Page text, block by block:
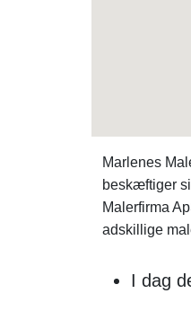
Marlenes
beskæftiger
Malerfirma
adskillige
I dag